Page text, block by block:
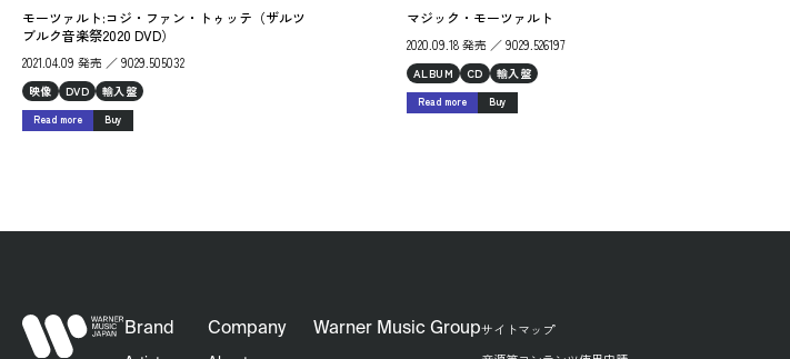
モーツァルト:コジ・ファン・トゥッテ（ザルツ
ブルク音楽祭2020 DVD）
2021.04.09 発売 ／ 9029.505032
映像 DVD 輸入盤
Read more Buy
マジック・モーツァルト
2020.09.18 発売 ／ 9029.526197
ALBUM CD 輸入盤
Read more Buy
Brand Company Warner Music Groupサイトマップ